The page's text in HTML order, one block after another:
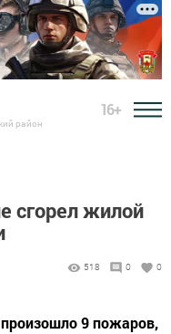
район
16+
сгорел жилой
518 0 0
произошло 9 пожаров,